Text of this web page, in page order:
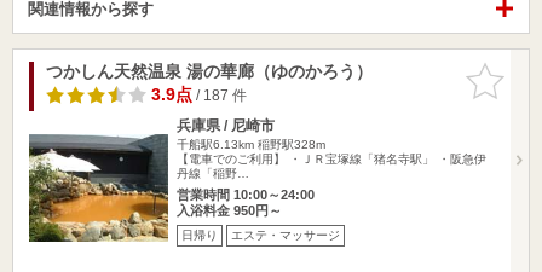
関連情報から探す
お気に入
りに追加
つかしん天然温泉 湯の華廊（ゆのかろう）
3.9点/ 187 件
兵庫県 / 尼崎市
千船駅6.13km 稲野駅328m
【電車でのご利用】 ・ＪＲ宝塚線「猪名寺駅」 ・阪急伊
丹線「稲野…
営業時間 10:00～24:00
入浴料金 950円～
日帰り エステ・マッサージ